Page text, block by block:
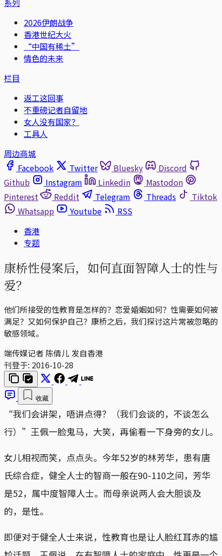
系列
2026伊朗战争
香港世纪大火
“中国有稀土”
情色的未来
栏目
返工这回事
不重磅记者自留地
女人没有国家？
工具人
周边商城
Facebook
Twitter Bluesky
Discord
Github
Instagram Linkedin
Mastodon
Pinterest
Reddit Telegram Threads
Tiktok
Whatsapp
Youtube
RSS
香港
专题
康桥性侵案后，如何直面智障人士的性与
爱？
他们所接受的性教育是怎样的？恋爱婚姻如何？性需要如何被
满足？又如何保护自己？康桥之后，我们探讨这片常被忽略的
敏感领域。
端传媒记者 陈倩儿 发自香港
刊登于: 2016-10-28
收藏
“我们会讲架，唔讲点得？（我们会谈的，不谈怎么
行）”王佩一脸鬼马，大笑，再偷看一下身旁的女儿。
女儿相视而笑，点点头。今年52岁的林芳华，患有唐
氏综合症，健全人士的智商一般在90-110之间，芳华
是52，属中度智障人士。而母亲说两人会大胆谈及
的，是性。
即便对于健全人士来说，性教育也是让人脸红耳赤的尴